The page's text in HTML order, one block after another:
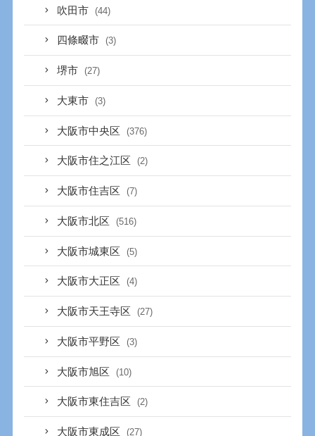
吹田市 (44)
四條畷市 (3)
堺市 (27)
大東市 (3)
大阪市中央区 (376)
大阪市住之江区 (2)
大阪市住吉区 (7)
大阪市北区 (516)
大阪市城東区 (5)
大阪市大正区 (4)
大阪市天王寺区 (27)
大阪市平野区 (3)
大阪市旭区 (10)
大阪市東住吉区 (2)
大阪市東成区 (27)